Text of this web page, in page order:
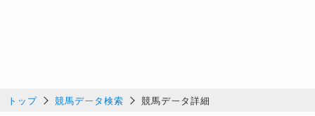
トップ 競馬データ検索 競馬データ詳細